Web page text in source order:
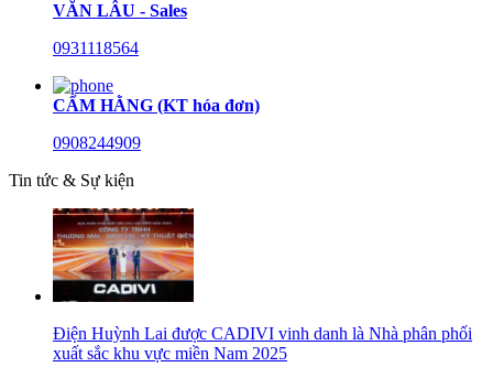
VĂN LÂU - Sales
0931118564
CẨM HẰNG (KT hóa đơn)
0908244909
Tin tức & Sự kiện
Điện Huỳnh Lai được CADIVI vinh danh là Nhà phân phối
xuất sắc khu vực miền Nam 2025